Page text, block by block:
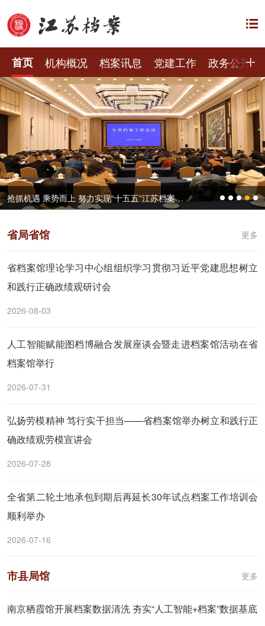
首页 机构概况 档案讯息 党建工作 政务公开
抢抓机遇 乘势而上 努力实现“十五五”江苏档案工作良好开局——全省档案工作会议在宁召开
省局省馆 更多
省档案馆理论学习中心组组织学习贯彻习近平党建思想树立
和践行正确政绩观研讨会
2026-08-03
人工智能赋能图档博融合发展座谈会暨走进档案馆活动在省
档案馆举行
2026-07-31
弘扬劳模精神 笃行实干担当——省档案馆举办树立和践行正
确政绩观劳模宣讲会
2026-07-28
全省第二轮土地承包到期后再延长30年试点档案工作培训会
顺利举办
2026-07-16
市县局馆 更多
南京栖霞馆开展档案数据清洗 夯实“人工智能+档案”数据基底